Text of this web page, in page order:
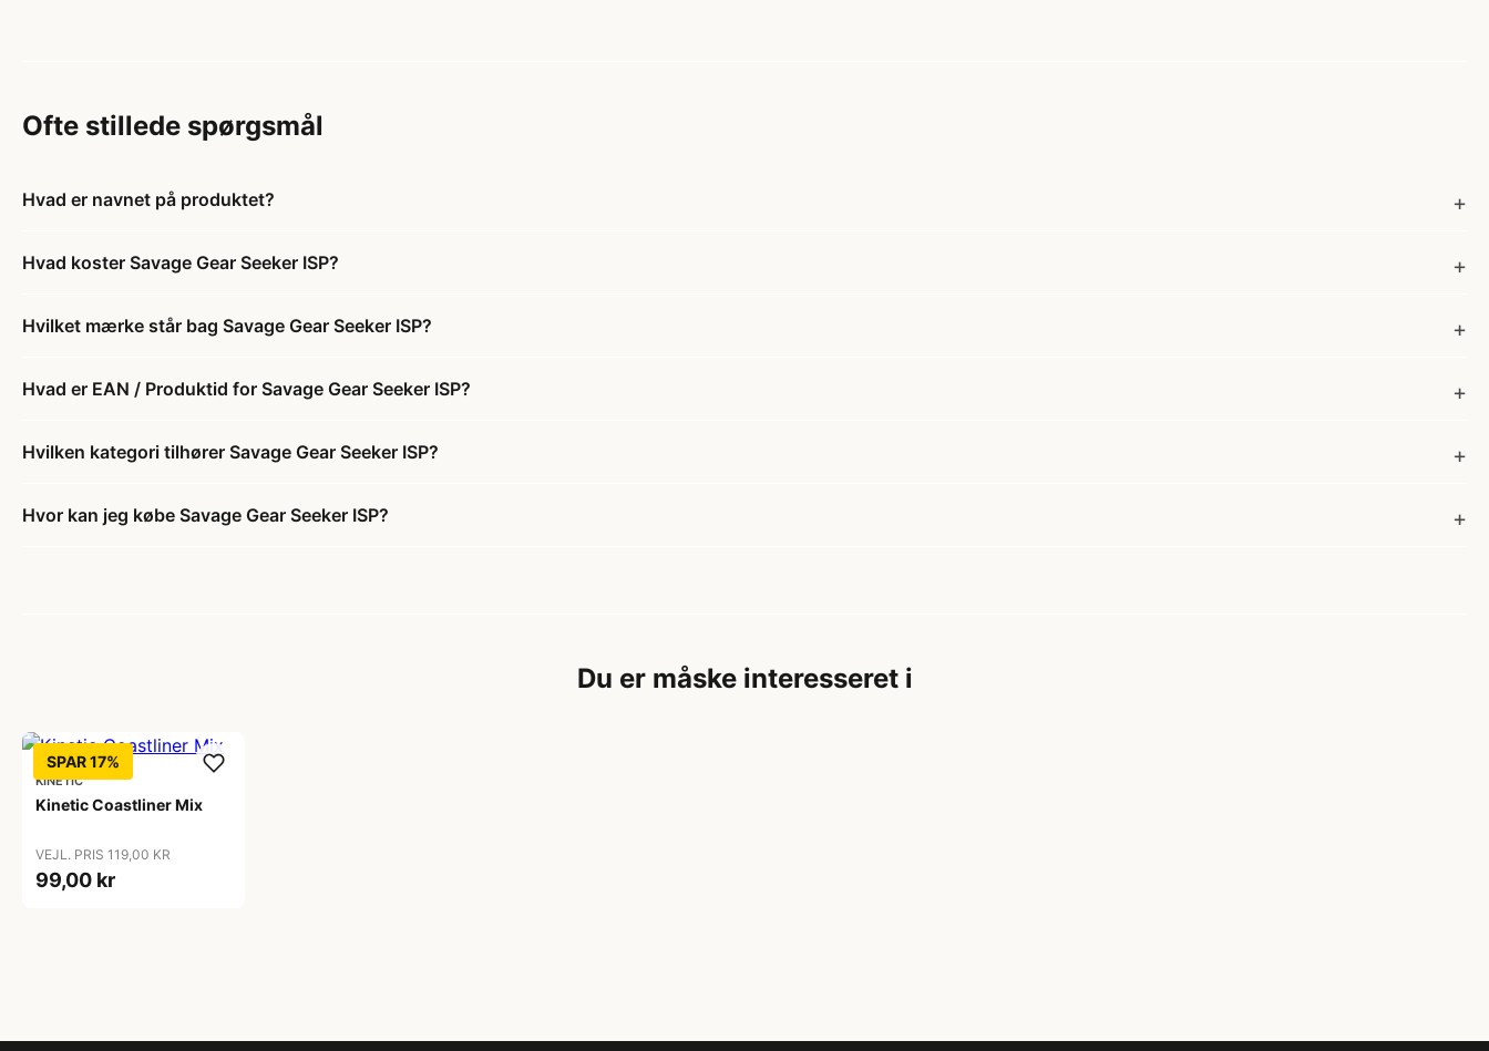
Ofte stillede spørgsmål
Hvad er navnet på produktet?
Hvad koster Savage Gear Seeker ISP?
Hvilket mærke står bag Savage Gear Seeker ISP?
Hvad er EAN / Produktid for Savage Gear Seeker ISP?
Hvilken kategori tilhører Savage Gear Seeker ISP?
Hvor kan jeg købe Savage Gear Seeker ISP?
Du er måske interesseret i
SPAR 17%
KINETIC
Kinetic Coastliner Mix
VEJL. PRIS 119,00 KR
99,00 kr